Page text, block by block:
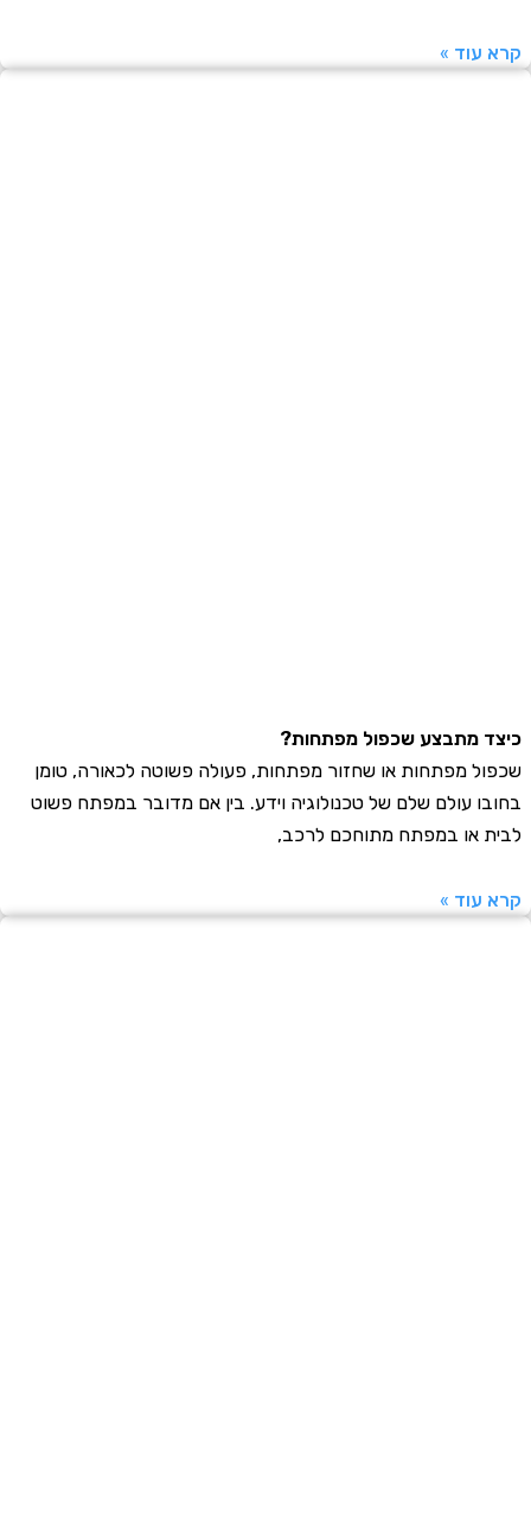
»
מתבצע שכפול מפתחות?
מפתחות או שחזור מפתחות, פעולה פשוטה לכאורה, טומן
עולם שלם של טכנולוגיה וידע. בין אם מדובר במפתח פשוט
או במפתח מתוחכם לרכב,
»